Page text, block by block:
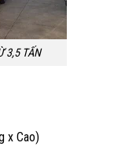
3,5 TẤN
x Cao)